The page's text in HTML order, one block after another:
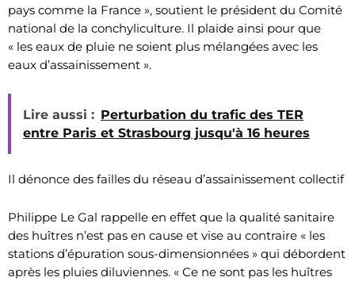
pays comme la France », soutient le président du Comité
national de la conchyliculture. Il plaide ainsi pour que
« les eaux de pluie ne soient plus mélangées avec les
eaux d’assainissement ».
Lire aussi : Perturbation du trafic des TER
entre Paris et Strasbourg jusqu'à 16 heures
Il dénonce des failles du réseau d’assainissement collectif
Philippe Le Gal rappelle en effet que la qualité sanitaire
des huîtres n’est pas en cause et vise au contraire « les
stations d’épuration sous-dimensionnées » qui débordent
après les pluies diluviennes. « Ce ne sont pas les huîtres